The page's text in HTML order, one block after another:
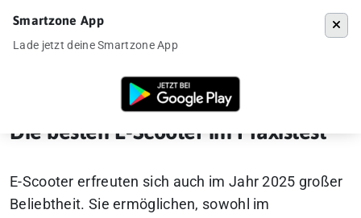
Die besten E-Scooter im Praxistest
Die besten E-Scooter im Praxistest
E-Scooter erfreuten sich auch im Jahr 2025 großer
Beliebtheit. Sie ermöglichen, sowohl im
Smartzone App
Lade jetzt deine Smartzone App